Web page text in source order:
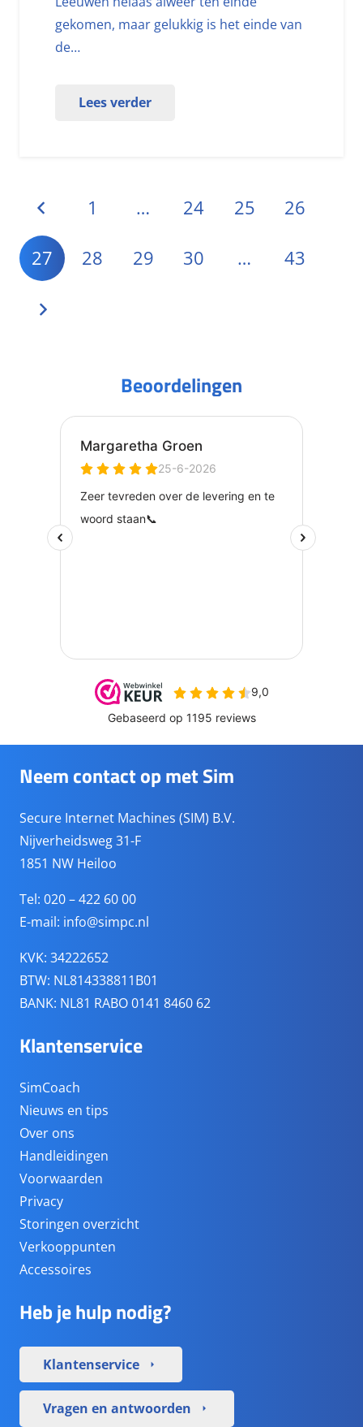
gekomen, maar gelukkig is het einde van
de…
Lees verder
1 … 24 25 26
27 28 29 30 … 43
Beoordelingen
Neem contact op met Sim
Secure Internet Machines (SIM) B.V.
Nijverheidsweg 31-F
1851 NW Heiloo
Tel: 020 – 422 60 00
E-mail: info@simpc.nl
KVK: 34222652
BTW: NL814338811B01
BANK: NL81 RABO 0141 8460 62
Klantenservice
SimCoach
Nieuws en tips
Over ons
Handleidingen
Voorwaarden
Privacy
Storingen overzicht
Verkooppunten
Accessoires
Heb je hulp nodig?
Klantenservice arrow_right
Vragen en antwoorden arrow_right